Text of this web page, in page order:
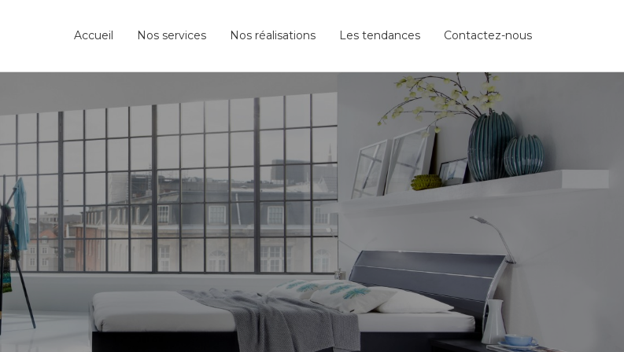
Accueil Nos services Nos réalisations Les tendances Contactez-nous